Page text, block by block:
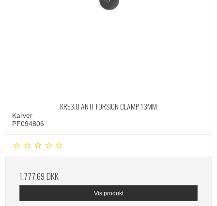
KRE3.0 ANTI TORSION CLAMP 13MM
Karver
PF094806
1.777,69 DKK
Vis produkt